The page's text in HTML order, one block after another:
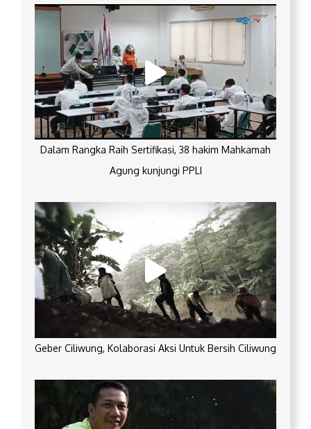
Dalam Rangka Raih Sertifikasi, 38 hakim Mahkamah
Agung kunjungi PPLI
Geber Ciliwung, Kolaborasi Aksi Untuk Bersih Ciliwung